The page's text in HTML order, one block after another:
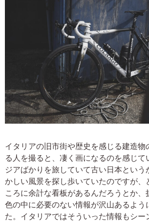
イタリアの旧市街や歴史を感じる建造物
る人を撮ると、凄く画になるのを感じて
ジアばかりを旅していて古い日本という
かしい風景を探し歩いていたのですが、
ころに余計な看板があるんだろうとか、
色の中に必要のない情報が沢山あるよう
た。イタリアではそういった情報もシー